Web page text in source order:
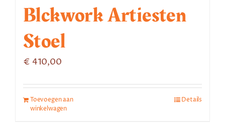
Blckwork Artiesten
Stoel
€ 410,00
Toevoegen aan
winkelwagen
Details